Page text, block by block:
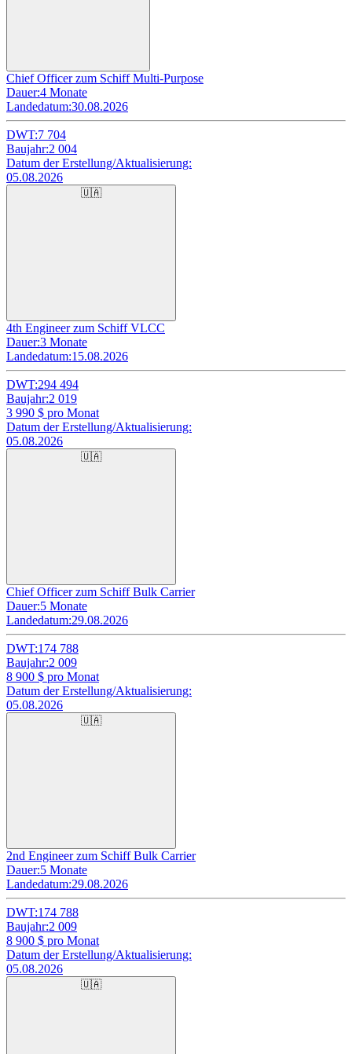
Chief Officer zum Schiff Multi-Purpose
Dauer:4 Monate
Landedatum:30.08.2026
DWT:7 704
Baujahr:2 004
Datum der Erstellung/Aktualisierung:
05.08.2026
🇺🇦
4th Engineer zum Schiff VLCC
Dauer:3 Monate
Landedatum:15.08.2026
DWT:294 494
Baujahr:2 019
3 990 $ pro Monat
Datum der Erstellung/Aktualisierung:
05.08.2026
🇺🇦
Chief Officer zum Schiff Bulk Carrier
Dauer:5 Monate
Landedatum:29.08.2026
DWT:174 788
Baujahr:2 009
8 900 $ pro Monat
Datum der Erstellung/Aktualisierung:
05.08.2026
🇺🇦
2nd Engineer zum Schiff Bulk Carrier
Dauer:5 Monate
Landedatum:29.08.2026
DWT:174 788
Baujahr:2 009
8 900 $ pro Monat
Datum der Erstellung/Aktualisierung:
05.08.2026
🇺🇦